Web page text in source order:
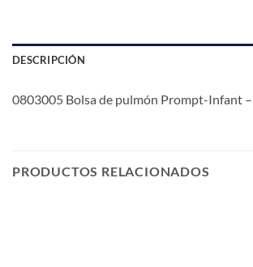
DESCRIPCIÓN
0803005 Bolsa de pulmón Prompt-Infant
PRODUCTOS RELACIONADOS